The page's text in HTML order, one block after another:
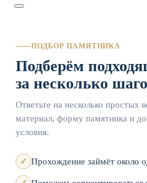
ПОДБОР ПАМЯТНИКА
Подберём
за несколько
Ответьте на несколько простых
материал, форму памятника и
условия.
Прохождение займёт около